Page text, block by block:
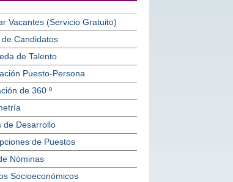
Vacantes (Servicio Gratuito)
de Candidatos
de Talento
Puesto-Persona
de 360 º
de Desarrollo
de Puestos
Nóminas
Socioeconómicos